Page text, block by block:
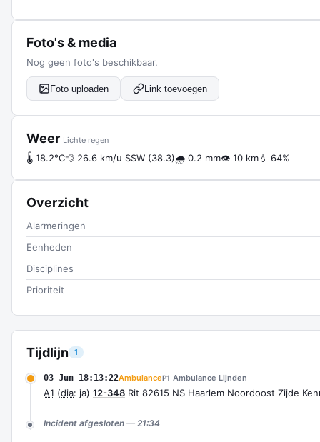
Tijdlijn 1
03 Jun 18:13:22AmbulanceP1 Ambulance Lijnden
A1 (dia: ja) 12-348 Rit 82615 NS Haarlem Noordoost Zijde
Incident afgesloten — 21:34
Foto's & media
Nog geen foto's beschikbaar.
Foto uploaden Link toevoegen
Weer Lichte regen
🌡 18.2°C💨 26.6 km/u SSW (38.3)🌧 0.2 mm👁 10 km💧 64%
Overzicht
Alarmeringen
Eenheden
Disciplines
Prioriteit